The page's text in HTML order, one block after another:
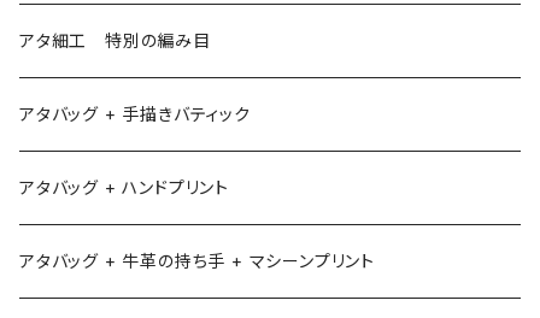
アタ細工 特別の編み目
アタバッグ + 手描きバティック
アタバッグ + ハンドプリント
アタバッグ + 牛革の持ち手 + マシーンプリント